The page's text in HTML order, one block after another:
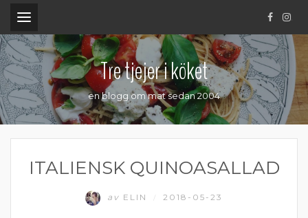
.
Tre tjejer i köket
en blogg om mat sedan 2004
ITALIENSK QUINOASALLAD
av ELIN 2018-05-23